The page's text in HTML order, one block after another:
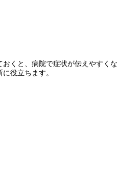
くと、病院で症状が伝えやすくな
役立ちます。